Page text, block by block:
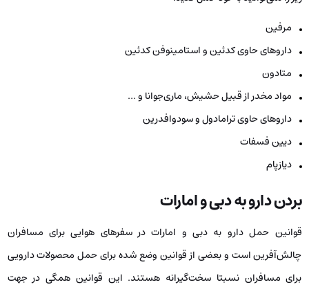
مرفین
داروهای حاوی کدئین و استامینوفن کدئین
متادون
مواد مخدر از قبیل حشیش، ماری‌جوانا و …
داروهای حاوی ترامادول و سودوافدرین
دیین فسفات
دیازپام
بردن دارو به دبی و امارات
قوانین حمل دارو به دبی و امارات در سفرهای هوایی برای مسافران
چالش‌آفرین است و بعضی از قوانین وضع شده برای حمل محصولات دارویی
برای مسافران نسبتا سخت‌گیرانه هستند. این قوانین همگی در جهت